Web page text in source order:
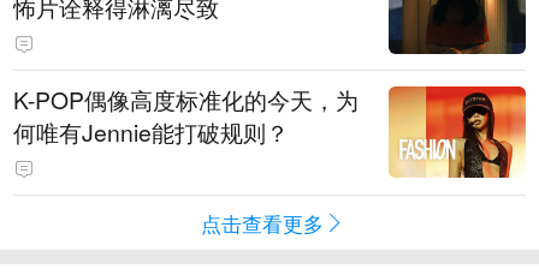
怖片诠释得淋漓尽致
K-POP偶像高度标准化的今天，为
何唯有Jennie能打破规则？
点击查看更多